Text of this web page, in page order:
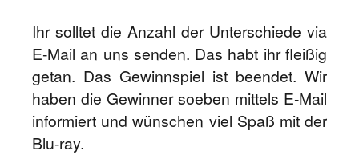
Ihr solltet die Anzahl der Unterschiede via
E-Mail an uns senden. Das habt ihr fleißig
getan. Das Gewinnspiel ist beendet. Wir
haben die Gewinner soeben mittels E-Mail
informiert und wünschen viel Spaß mit der
Blu-ray.